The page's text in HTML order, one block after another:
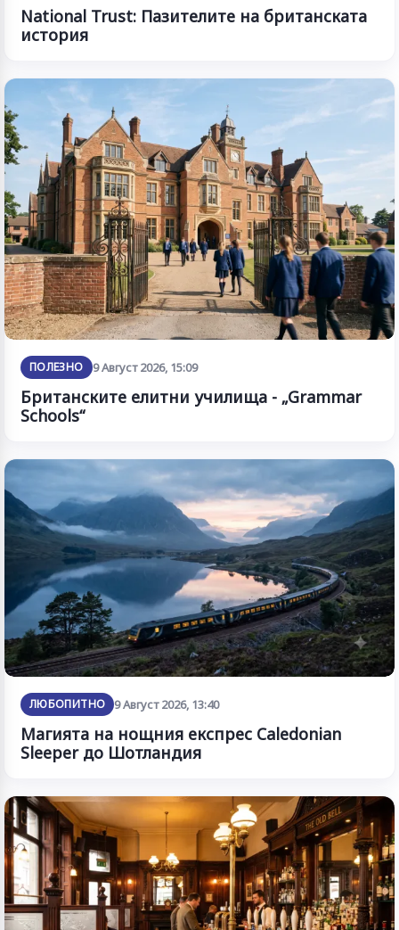
National Trust: Пазителите на британската
история
ПОЛЕЗНО 9 Август 2026, 15:09
Британските елитни училища - „Grammar
Schools“
ЛЮБОПИТНО 9 Август 2026, 13:40
Магията на нощния експрес Caledonian
Sleeper до Шотландия